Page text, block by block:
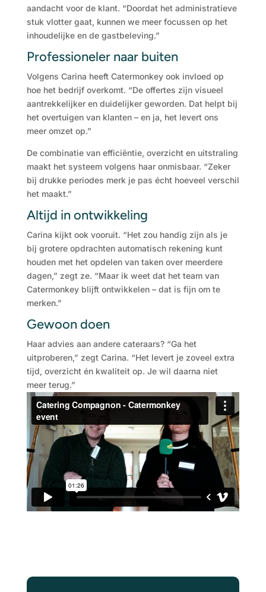
aandacht voor de klant. “Doordat het administratieve
stuk vlotter gaat, kunnen we meer focussen op het
inhoudelijke en de gastbeleving.”
Professioneler naar buiten
Volgens Carina heeft Catermonkey ook invloed op
hoe het bedrijf overkomt. “De offertes zijn visueel
aantrekkelijker en duidelijker geworden. Dat helpt bij
het overtuigen van klanten – en ja, het levert ons
meer omzet op.”
De combinatie van efficiëntie, overzicht en uitstraling
maakt het systeem volgens haar onmisbaar. “Zeker
bij drukke periodes merk je pas écht hoeveel verschil
het maakt.”
Altijd in ontwikkeling
Carina kijkt ook vooruit. “Het zou handig zijn als je
bij grotere opdrachten automatisch rekening kunt
houden met het opdelen van taken over meerdere
dagen,” zegt ze. “Maar ik weet dat het team van
Catermonkey blijft ontwikkelen – dat is fijn om te
merken.”
Gewoon doen
Haar advies aan andere cateraars? “Ga het
uitproberen,” zegt Carina. “Het levert je zoveel extra
tijd, overzicht én kwaliteit op. Je wil daarna niet
meer terug.”